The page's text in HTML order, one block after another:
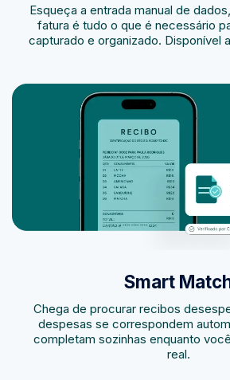
Esqueça a entrada manual de
fatura é tudo o que é necessário
capturado e organizado. Disponível
Smart
Chega de procurar recibos
despesas se correspondem
completam sozinhas enquanto
real.